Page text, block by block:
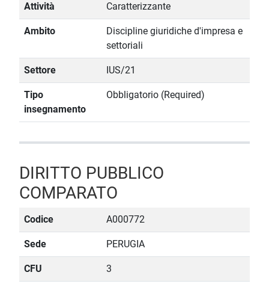
Attività Caratterizzante
Ambito
Discipline giuridiche d'impresa e
settoriali
Settore IUS/21
Tipo
insegnamento
Obbligatorio (Required)
DIRITTO PUBBLICO
COMPARATO
Codice A000772
Sede PERUGIA
CFU 3